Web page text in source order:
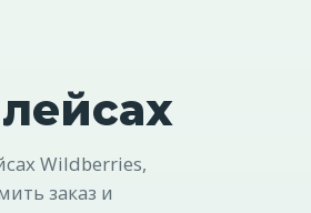
Wildberries,
заказ и